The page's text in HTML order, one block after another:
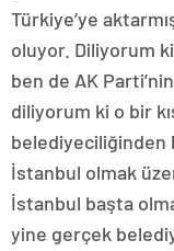
Türkiye’ye
oluyor. Diliyorum
ben de AK
diliyorum ki o bir
belediyeciliğinden
İstanbul olmak
İstanbul başta
yine gerçek